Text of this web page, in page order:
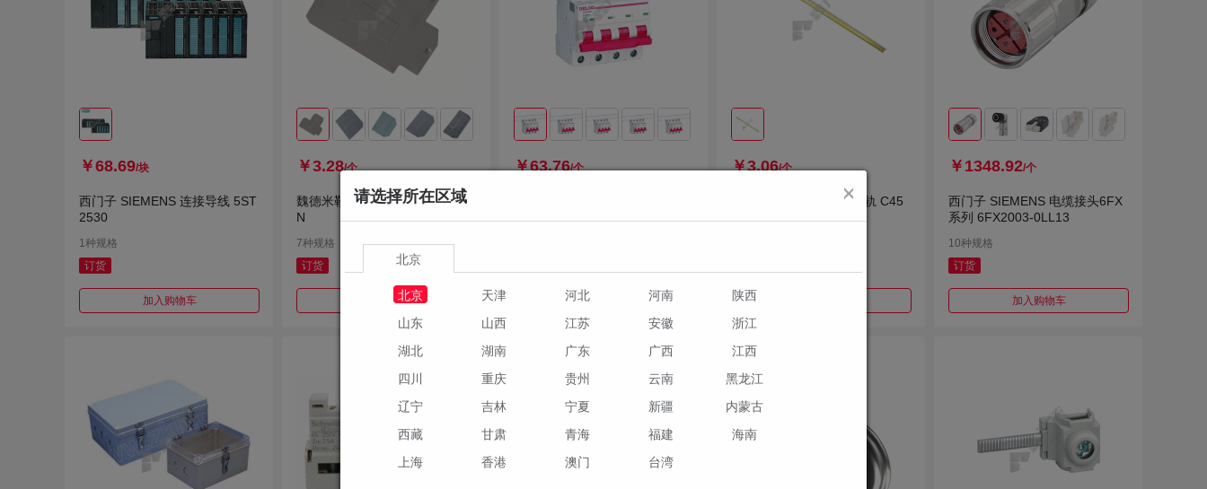
￥68.69/块
西门子 SIEMENS 连接导线 5ST
2530
1种规格
订货
加入购物车
￥3.28/个
魏德米勒 挡板 SAKAP SAKDK4
N
7种规格
订货
加入购物车
￥63.76/个
加入购物车
￥3.06/个
德力西DELIXI C45 铁导轨 C45
￥1348.92/个
西门子 SIEMENS 电缆接头6FX
系列 6FX2003-0LL13
10种规格
订货
加入购物车
请选择所在区域
北京
北京
天津 河北 河南
陕西
山东
山西 江苏 安徽
浙江
湖北
湖南 广东 广西
江西
四川
重庆 贵州 云南
黑龙江
辽宁
吉林 宁夏 新疆
内蒙古
西藏
甘肃 青海 福建
海南
上海
香港 澳门 台湾